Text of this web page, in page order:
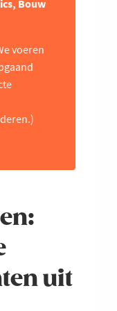
Bouw
voeren
uit